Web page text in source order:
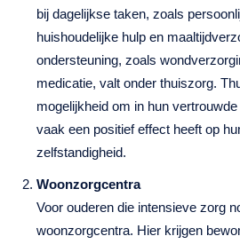
bij dagelijkse taken, zoals
huishoudelijke hulp en
ondersteuning, zoals
medicatie, valt onder thuiszorg.
mogelijkheid om in hun
vaak een positief effect heeft op
zelfstandigheid.
Woonzorgcentra
Voor ouderen die intensieve zorg
woonzorgcentra. Hier krijgen